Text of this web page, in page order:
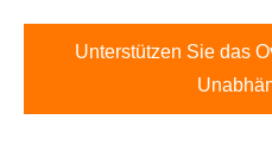
Unterstützen Sie das